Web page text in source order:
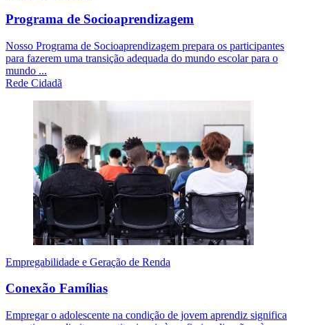
Programa de Socioaprendizagem
Nosso Programa de Socioaprendizagem prepara os participantes
para fazerem uma transição adequada do mundo escolar para o
mundo ...
Rede Cidadã
Empregabilidade e Geração de Renda
Conexão Famílias
Empregar o adolescente na condição de jovem aprendiz significa